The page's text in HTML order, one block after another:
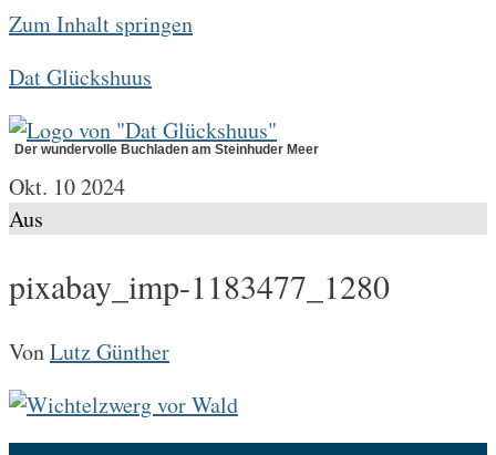
Zum Inhalt springen
Dat Glückshuus
Der wundervolle Buchladen am Steinhuder Meer
Okt. 102024
Aus
pixabay_imp-1183477_1280
VonLutz Günther